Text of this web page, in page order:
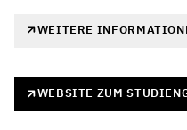
WEITERE
WEBSITE ZUM